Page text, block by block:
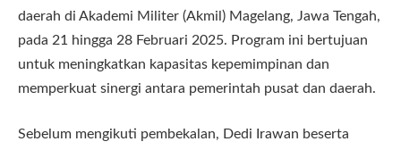
daerah di Akademi Militer (Akmil) Magelang, Jawa Tengah,
pada 21 hingga 28 Februari 2025. Program ini bertujuan
untuk meningkatkan kapasitas kepemimpinan dan
memperkuat sinergi antara pemerintah pusat dan daerah.
Sebelum mengikuti pembekalan, Dedi Irawan beserta